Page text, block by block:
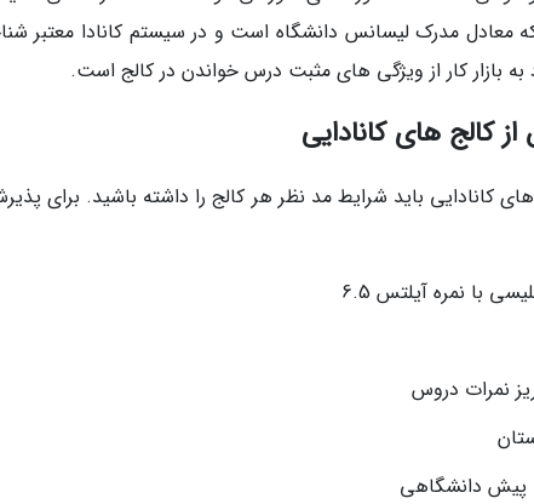
معادل مدرک لیسانس دانشگاه است و در سیستم کانادا معتبر
به بازار کار از ویژگی های مثبت درس خواندن در کالج است.
کالج های کانادایی
کانادایی باید شرایط مد نظر هر کالج را داشته باشید. برای
با نمره آیلتس 6.5
نمرات دروس
پیش دانشگاهی